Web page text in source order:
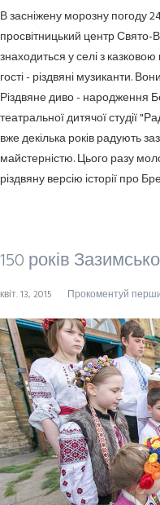
В засніжену морозну погоду
просвітницький центр
знаходиться у селі з
гості - різдвяні музиканти.
Різдвяне диво - народження
театральної дитячої студії
вже декілька років радують
майстерністю. Цього разу
різдвяну версію історії про
150 років
квіт. 13, 2015 Прокоментуй